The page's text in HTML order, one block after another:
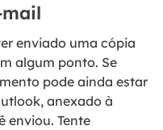
enviado uma cópia
algum ponto. Se
pode ainda estar
anexado à
enviou. Tente